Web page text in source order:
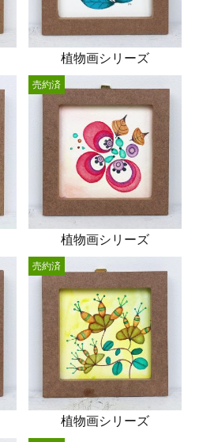
植物画シリーズ
植物画シリーズ
売約済
植物画シリーズ
売約済